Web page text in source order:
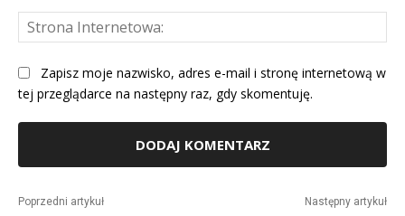
Zapisz moje nazwisko, adres e-mail i stronę internetową w
tej przeglądarce na następny raz, gdy skomentuję.
Poprzedni artykuł Następny artykuł